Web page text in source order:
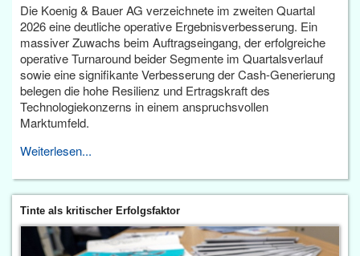
Die Koenig & Bauer AG verzeichnete im zweiten Quartal
2026 eine deutliche operative Ergebnisverbesserung. Ein
massiver Zuwachs beim Auftragseingang, der erfolgreiche
operative Turnaround beider Segmente im Quartalsverlauf
sowie eine signifikante Verbesserung der Cash-Generierung
belegen die hohe Resilienz und Ertragskraft des
Technologiekonzerns in einem anspruchsvollen
Marktumfeld.
Weiterlesen...
Tinte als kritischer Erfolgsfaktor